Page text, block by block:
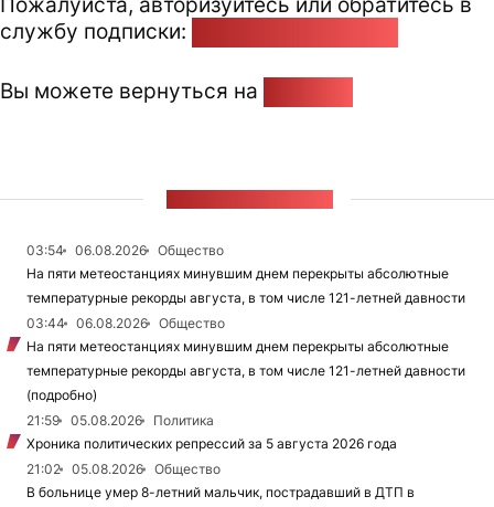
службу подписки:
Вы можете вернуться на
03:54 06.08.2026
Общество
На пяти метеостанциях минувшим днем перекрыты абсолютные
температурные рекорды августа, в том числе 121-летней давности
03:44
06.08.2026
Общество
На пяти метеостанциях минувшим днем перекрыты абсолютные
температурные рекорды августа, в том числе 121-летней давности
(подробно)
21:59
05.08.2026
Политика
Хроника политических репрессий за 5 августа 2026 года
21:02
05.08.2026
Общество
В больнице умер 8-летний мальчик, пострадавший в ДТП в